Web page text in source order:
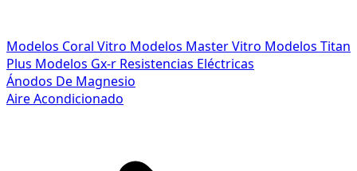
Modelos Coral Vitro Modelos Master Vitro Modelos Titan
Plus Modelos Gx-r Resistencias Eléctricas
Ánodos De Magnesio
Aire Acondicionado